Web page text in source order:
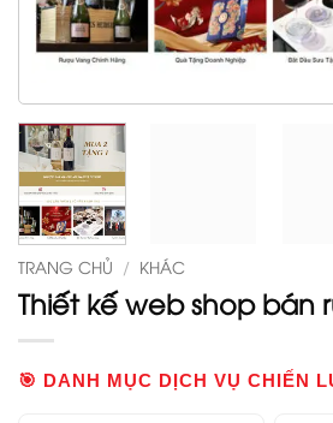
TRANG CHỦ / KHÁC
Thiết kế web shop bán
🎯 DANH MỤC DỊCH VỤ CHIẾN